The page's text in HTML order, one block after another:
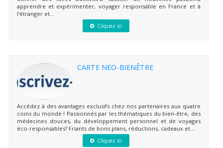
apprendre et expérimenter, voyager responsable en France et à
l’étranger et...
Cliquez ici
CARTE NEO-BIENÊTRE
Accédez à des avantages exclusifs chez nos partenaires aux quatre
coins du monde ! Passionnés par les thématiques du bien-être, des
médecines douces, du développement personnel et de voyages
éco-responsables? Friants de bons plans, réductions, cadeaux et...
Cliquez ici